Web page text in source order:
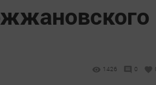
1426 0